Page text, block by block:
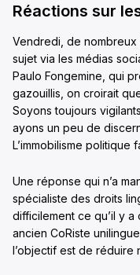
Réactions sur
Vendredi, de
sujet via les médias
Paulo Fongemine, qui
gazouillis, on croirait
Soyons toujours
ayons un peu de
L’immobilisme politique
Une réponse qui n’a
spécialiste des droits
difficilement ce qu’il y
ancien CoRiste
l’objectif est de réduire